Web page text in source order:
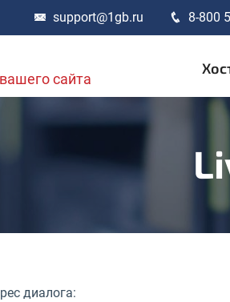
support@1gb.ru 8-800
сайта
диалога: